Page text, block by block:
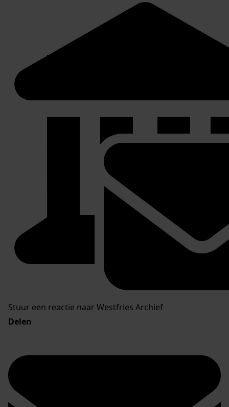
Stuur een reactie naar Westfries Archief
Delen